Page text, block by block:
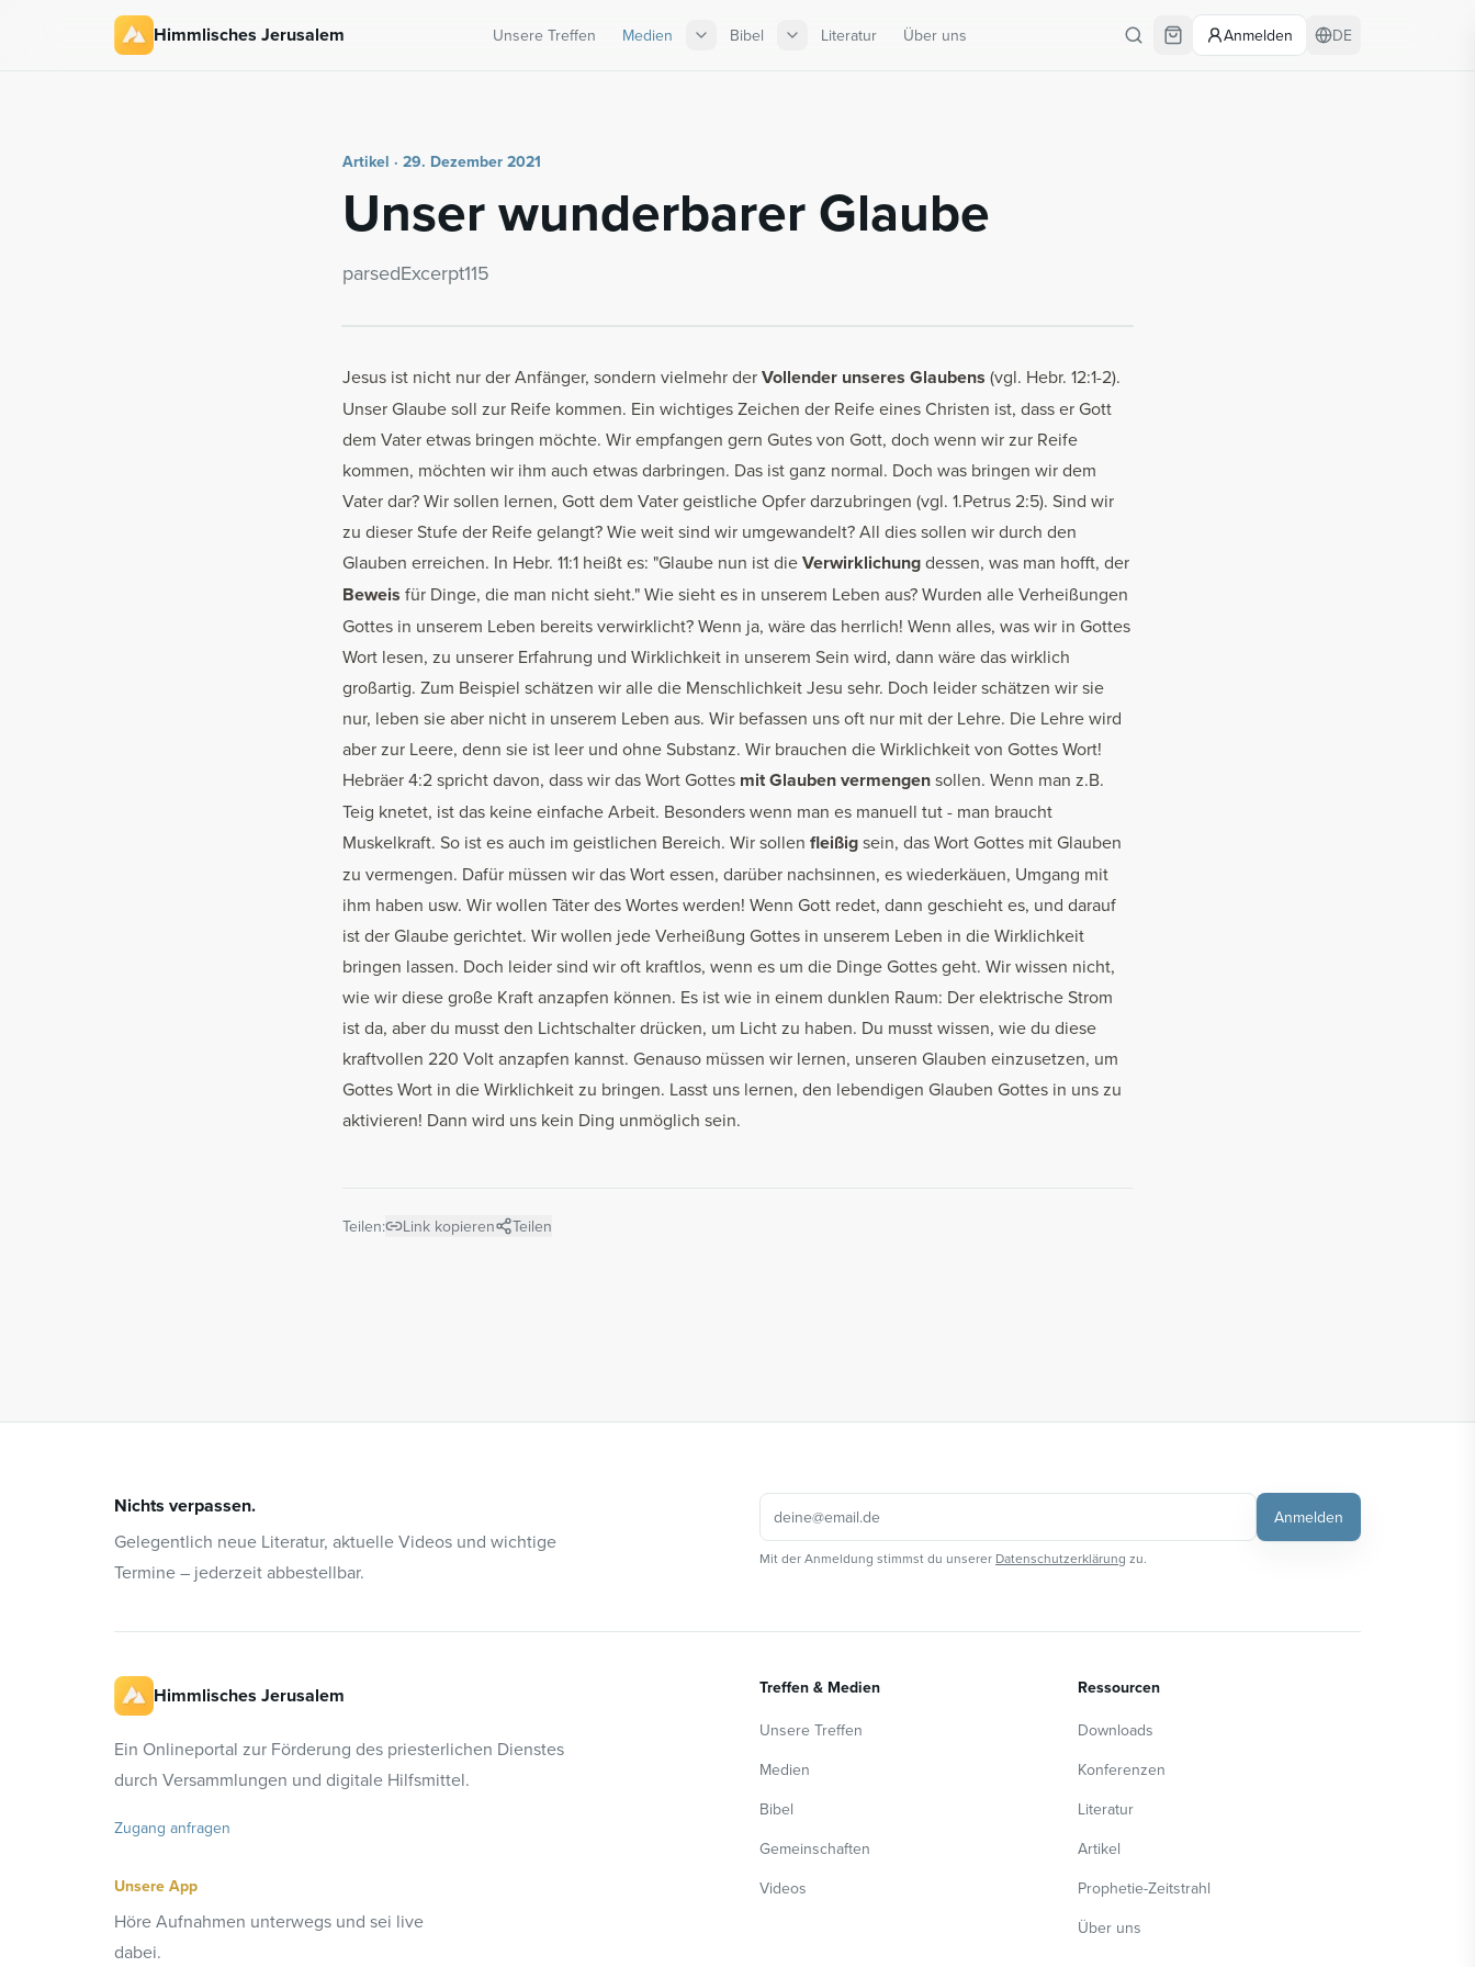
Himmlisches Jerusalem Unsere Treffen Medien Bibel Literatur Über uns Anmelden DE
Artikel · 29. Dezember 2021
Unser wun­der­ba­rer Glau­be
par­se­dE­x­cerpt115
Jesus ist nicht nur der Anfänger, sondern vielmehr derVollender unseres Glaubens (vgl. Hebr. 12:1-2).
Unser Glaube soll zur Reife kommen. Ein wichtiges Zeichen der Reife eines Christen ist, dass er Gott
dem Vater etwas bringen möchte. Wir empfangen gern Gutes von Gott, doch wenn wir zur Reife
kommen, möchten wir ihm auch etwas darbringen. Das ist ganz normal. Doch was bringen wir dem
Vater dar? Wir sollen lernen, Gott dem Vater geistliche Opfer darzubringen (vgl. 1.Petrus 2:5). Sind wir
zu dieser Stufe der Reife gelangt? Wie weit sind wir umgewandelt? All dies sollen wir durch den
Glauben erreichen. In Hebr. 11:1 heißt es: "Glaube nun ist dieVerwirklichungdessen, was man hofft, der
Beweis für Dinge, die man nicht sieht." Wie sieht es in unserem Leben aus? Wurden alle Verheißungen
Gottes in unserem Leben bereits verwirklicht? Wenn ja, wäre das herrlich! Wenn alles, was wir in Gottes
Wort lesen, zu unserer Erfahrung und Wirklichkeit in unserem Sein wird, dann wäre das wirklich
großartig. Zum Beispiel schätzen wir alle die Menschlichkeit Jesu sehr. Doch leider schätzen wir sie
nur, leben sie aber nicht in unserem Leben aus. Wir befassen uns oft nur mit der Lehre. Die Lehre wird
aber zur Leere, denn sie ist leer und ohne Substanz. Wir brauchen die Wirklichkeit von Gottes Wort!
Hebräer 4:2 spricht davon, dass wir das Wort Gottes mit Glauben vermengensollen. Wenn man z.B.
Teig knetet, ist das keine einfache Arbeit. Besonders wenn man es manuell tut - man braucht
Muskelkraft. So ist es auch im geistlichen Bereich. Wir sollen fleißigsein, das Wort Gottes mit Glauben
zu vermengen. Dafür müssen wir das Wort essen, darüber nachsinnen, es wiederkäuen, Umgang mit
ihm haben usw. Wir wollen Täter des Wortes werden! Wenn Gott redet, dann geschieht es, und darauf
ist der Glaube gerichtet. Wir wollen jede Verheißung Gottes in unserem Leben in die Wirklichkeit
bringen lassen. Doch leider sind wir oft kraftlos, wenn es um die Dinge Gottes geht. Wir wissen nicht,
wie wir diese große Kraft anzapfen können. Es ist wie in einem dunklen Raum: Der elektrische Strom
ist da, aber du musst den Lichtschalter drücken, um Licht zu haben. Du musst wissen, wie du diese
kraftvollen 220 Volt anzapfen kannst. Genauso müssen wir lernen, unseren Glauben einzusetzen, um
Gottes Wort in die Wirklichkeit zu bringen. Lasst uns lernen, den lebendigen Glauben Gottes in uns zu
aktivieren! Dann wird uns kein Ding unmöglich sein.
Teilen: Link kopieren Teilen
Nichts verpassen.
Gelegentlich neue Literatur, aktuelle Videos und wichtige
Termine – jederzeit abbestellbar.
Anmelden
Mit der Anmeldung stimmst du unserer Datenschutzerklärung zu.
Himmlisches Jerusalem
Ein Onlineportal zur Förderung des priesterlichen Dienstes
durch Versammlungen und digitale Hilfsmittel.
Zugang anfragen
Unsere App
Höre Aufnahmen unterwegs und sei live
dabei.
Treffen & Medien
Unsere Treffen
Medien
Bibel
Gemeinschaften
Videos
Ressourcen
Downloads
Konferenzen
Literatur
Artikel
Prophetie-Zeitstrahl
Über uns